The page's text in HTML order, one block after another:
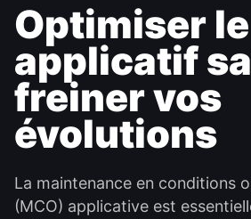
Optimiser
applicatif
freiner vos
évolutions
La maintenance en conditions
(MCO) applicative est